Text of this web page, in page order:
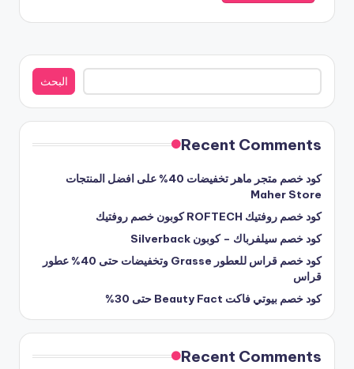
البحث
البحث
Recent Comments
كود خصم متجر ماهر تخفيضات 40% على افضل المنتجات
Maher Store
كود خصم روفتيك ROFTECH كوبون خصم روفتيك
كود خصم سيلفرباك – كوبون Silverback
كود خصم قراس للعطور Grasse وتخفيضات حتى 40% عطور
قراس
كود خصم بيوتي فاكت Beauty Fact حتى 30%
Recent Comments